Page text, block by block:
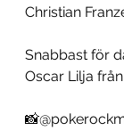
Christian
Snabbast för
Oscar Lilja från